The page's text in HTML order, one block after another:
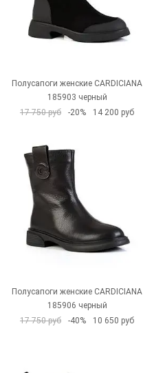
Полусапоги женские CARDICIANA
185903 черный
17 750 руб
-20% 14 200 руб
Полусапоги женские CARDICIANA
185906 черный
17 750 руб
-40% 10 650 руб